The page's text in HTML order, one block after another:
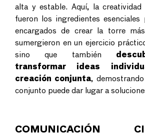
alta y estable. Aquí, la creatividad
fueron los ingredientes
encargados de crear la torre
sumergieron en un ejercicio
sino que también
transformar ideas
creación conjunta,
conjunto puede dar lugar a
COMUNICACIÓN